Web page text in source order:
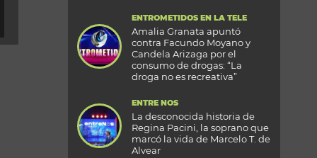
ENTROMETIDOS EN LA TELE
Amalia Granata apuntó
contra Facundo Moyano y
Candela Arizaga por el
consumo de drogas: “La
droga no es recreativa”
ENTRE NOS
La desconocida historia de
Regina Pacini, la soprano que
marcó la vida de Marcelo T. de
Alvear